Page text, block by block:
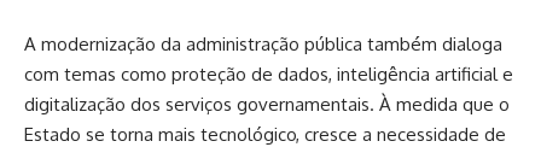
A modernização da administração pública também dialoga
com temas como proteção de dados, inteligência artificial e
digitalização dos serviços governamentais. À medida que o
Estado se torna mais tecnológico, cresce a necessidade de